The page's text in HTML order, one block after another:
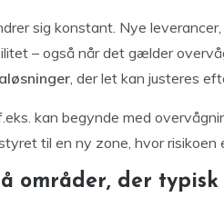
sig konstant. Nye
– også når det gælder
, der let kan justeres
kan begynde med
til en ny zone, hvor risikoen
områder, der typisk